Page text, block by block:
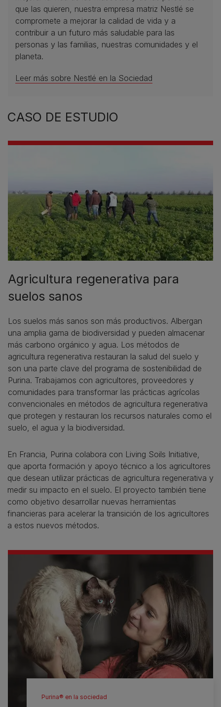
que las quieren, nuestra empresa matriz Nestlé se
compromete a mejorar la calidad de vida y a
contribuir a un futuro más saludable para las
personas y las familias, nuestras comunidades y el
planeta.
Leer más sobre Nestlé en la Sociedad
CASO DE ESTUDIO
Agricultura regenerativa para
suelos sanos
Los suelos más sanos son más productivos. Albergan
una amplia gama de biodiversidad y pueden almacenar
más carbono orgánico y agua. Los métodos de
agricultura regenerativa restauran la salud del suelo y
son una parte clave del programa de sostenibilidad de
Purina. Trabajamos con agricultores, proveedores y
comunidades para transformar las prácticas agrícolas
convencionales en métodos de agricultura regenerativa
que protegen y restauran los recursos naturales como el
suelo, el agua y la biodiversidad.
En Francia, Purina colabora con Living Soils Initiative,
que aporta formación y apoyo técnico a los agricultores
que desean utilizar prácticas de agricultura regenerativa y
medir su impacto en el suelo. El proyecto también tiene
como objetivo desarrollar nuevas herramientas
financieras para acelerar la transición de los agricultores
a estos nuevos métodos.
Purina® en la sociedad​